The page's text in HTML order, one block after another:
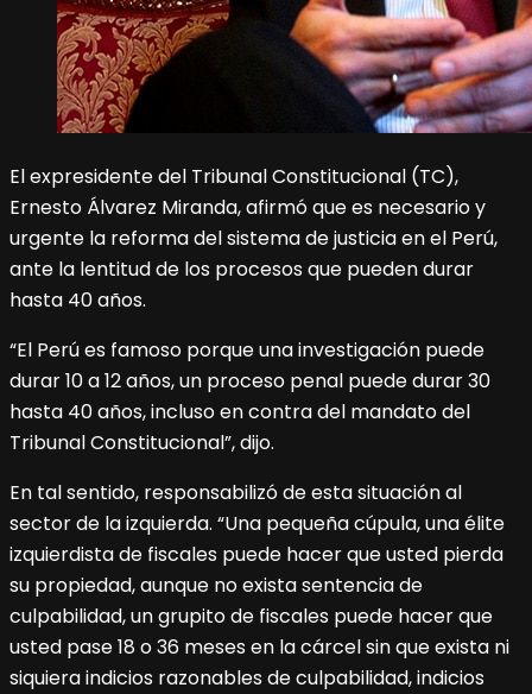
El expresidente del Tribunal Constitucional (TC),
Ernesto Álvarez Miranda, afirmó que es necesario y
urgente la reforma del sistema de justicia en el Perú,
ante la lentitud de los procesos que pueden durar
hasta 40 años.
“El Perú es famoso porque una investigación puede
durar 10 a 12 años, un proceso penal puede durar 30
hasta 40 años, incluso en contra del mandato del
Tribunal Constitucional”, dijo.
En tal sentido, responsabilizó de esta situación al
sector de la izquierda. “Una pequeña cúpula, una élite
izquierdista de fiscales puede hacer que usted pierda
su propiedad, aunque no exista sentencia de
culpabilidad, un grupito de fiscales puede hacer que
usted pase 18 o 36 meses en la cárcel sin que exista ni
siquiera indicios razonables de culpabilidad, indicios